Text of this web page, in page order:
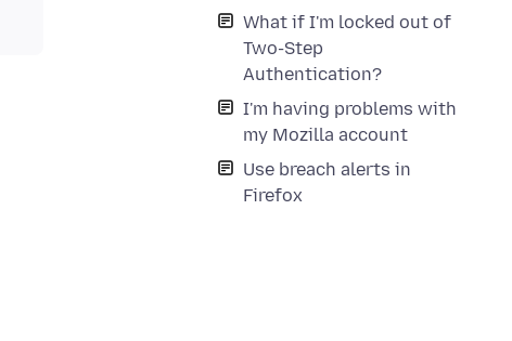
What if I'm locked out of
Two-Step
Authentication?
I'm having problems with
my Mozilla account
Use breach alerts in
Firefox